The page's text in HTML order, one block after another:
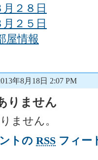
２８日
２５日
屋情報
年8月18日 2:07 PM
りません
ません。
トの RSS フィー